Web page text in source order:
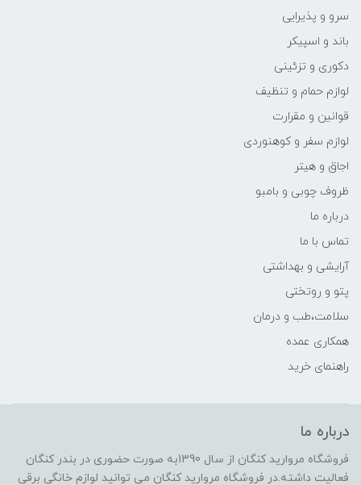
سرو و پذیرایی
باند و اسپیکر
دکوری و تزئینی
لوازم حمام و تنظیف
قوانین و مقرارت
لوازم سفر و کوهنوردی
اجاق و هیتر
ظروف چوبی و بامبو
درباره ما
تماس با ما
آرایشی و بهداشتی
پتو و روتختی
سلامت،طب و درمان
همکاری عمده
راهنمای خرید
درباره ما
فروشگاه مروارید کنگان از سال 1390به صورت حضوری در بندر کنگان
فعالیت داشته.در فروشگاه مروارید کنگان می توانید لوازم خانگی برقی